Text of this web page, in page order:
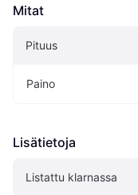
Mitat
Pituus
Paino
Lisätietoja
Listattu klarnassa